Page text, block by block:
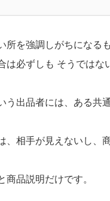
所を強調しがちになる
は必ずしも そうではな
う出品者には、ある共
、相手が見えないし、
商品説明だけです。